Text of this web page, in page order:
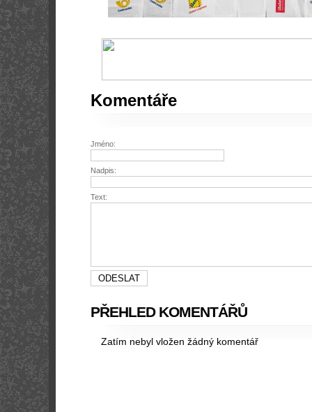
Komentáře
Jméno:
Nadpis:
Text:
PŘEHLED KOMENTÁŘŮ
Zatím nebyl vložen žádný komentář